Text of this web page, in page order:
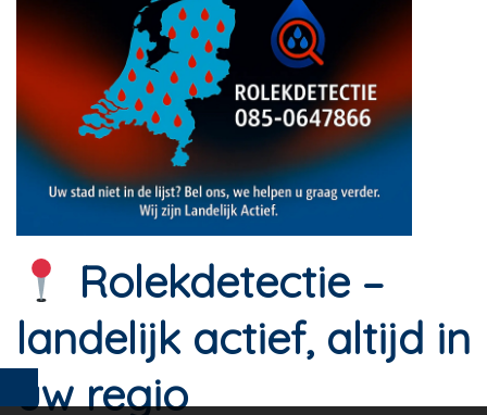
Rolekdetectie –
landelijk actief, altijd in
uw regio